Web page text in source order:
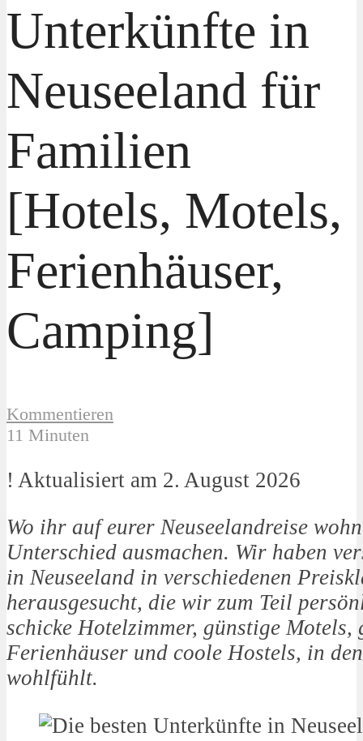
Unterkünfte in
Neuseeland für
Familien
[Hotels, Motels,
Ferienhäuser,
Camping]
Kommentieren
11 Minuten
! Aktualisiert am 2. August 2026
Wo ihr auf eurer Neuseelandreise
Unterschied ausmachen. Wir haben
in Neuseeland in verschiedenen
herausgesucht, die wir zum Teil
schicke Hotelzimmer, günstige Motels,
Ferienhäuser und coole Hostels, in
wohlfühlt.